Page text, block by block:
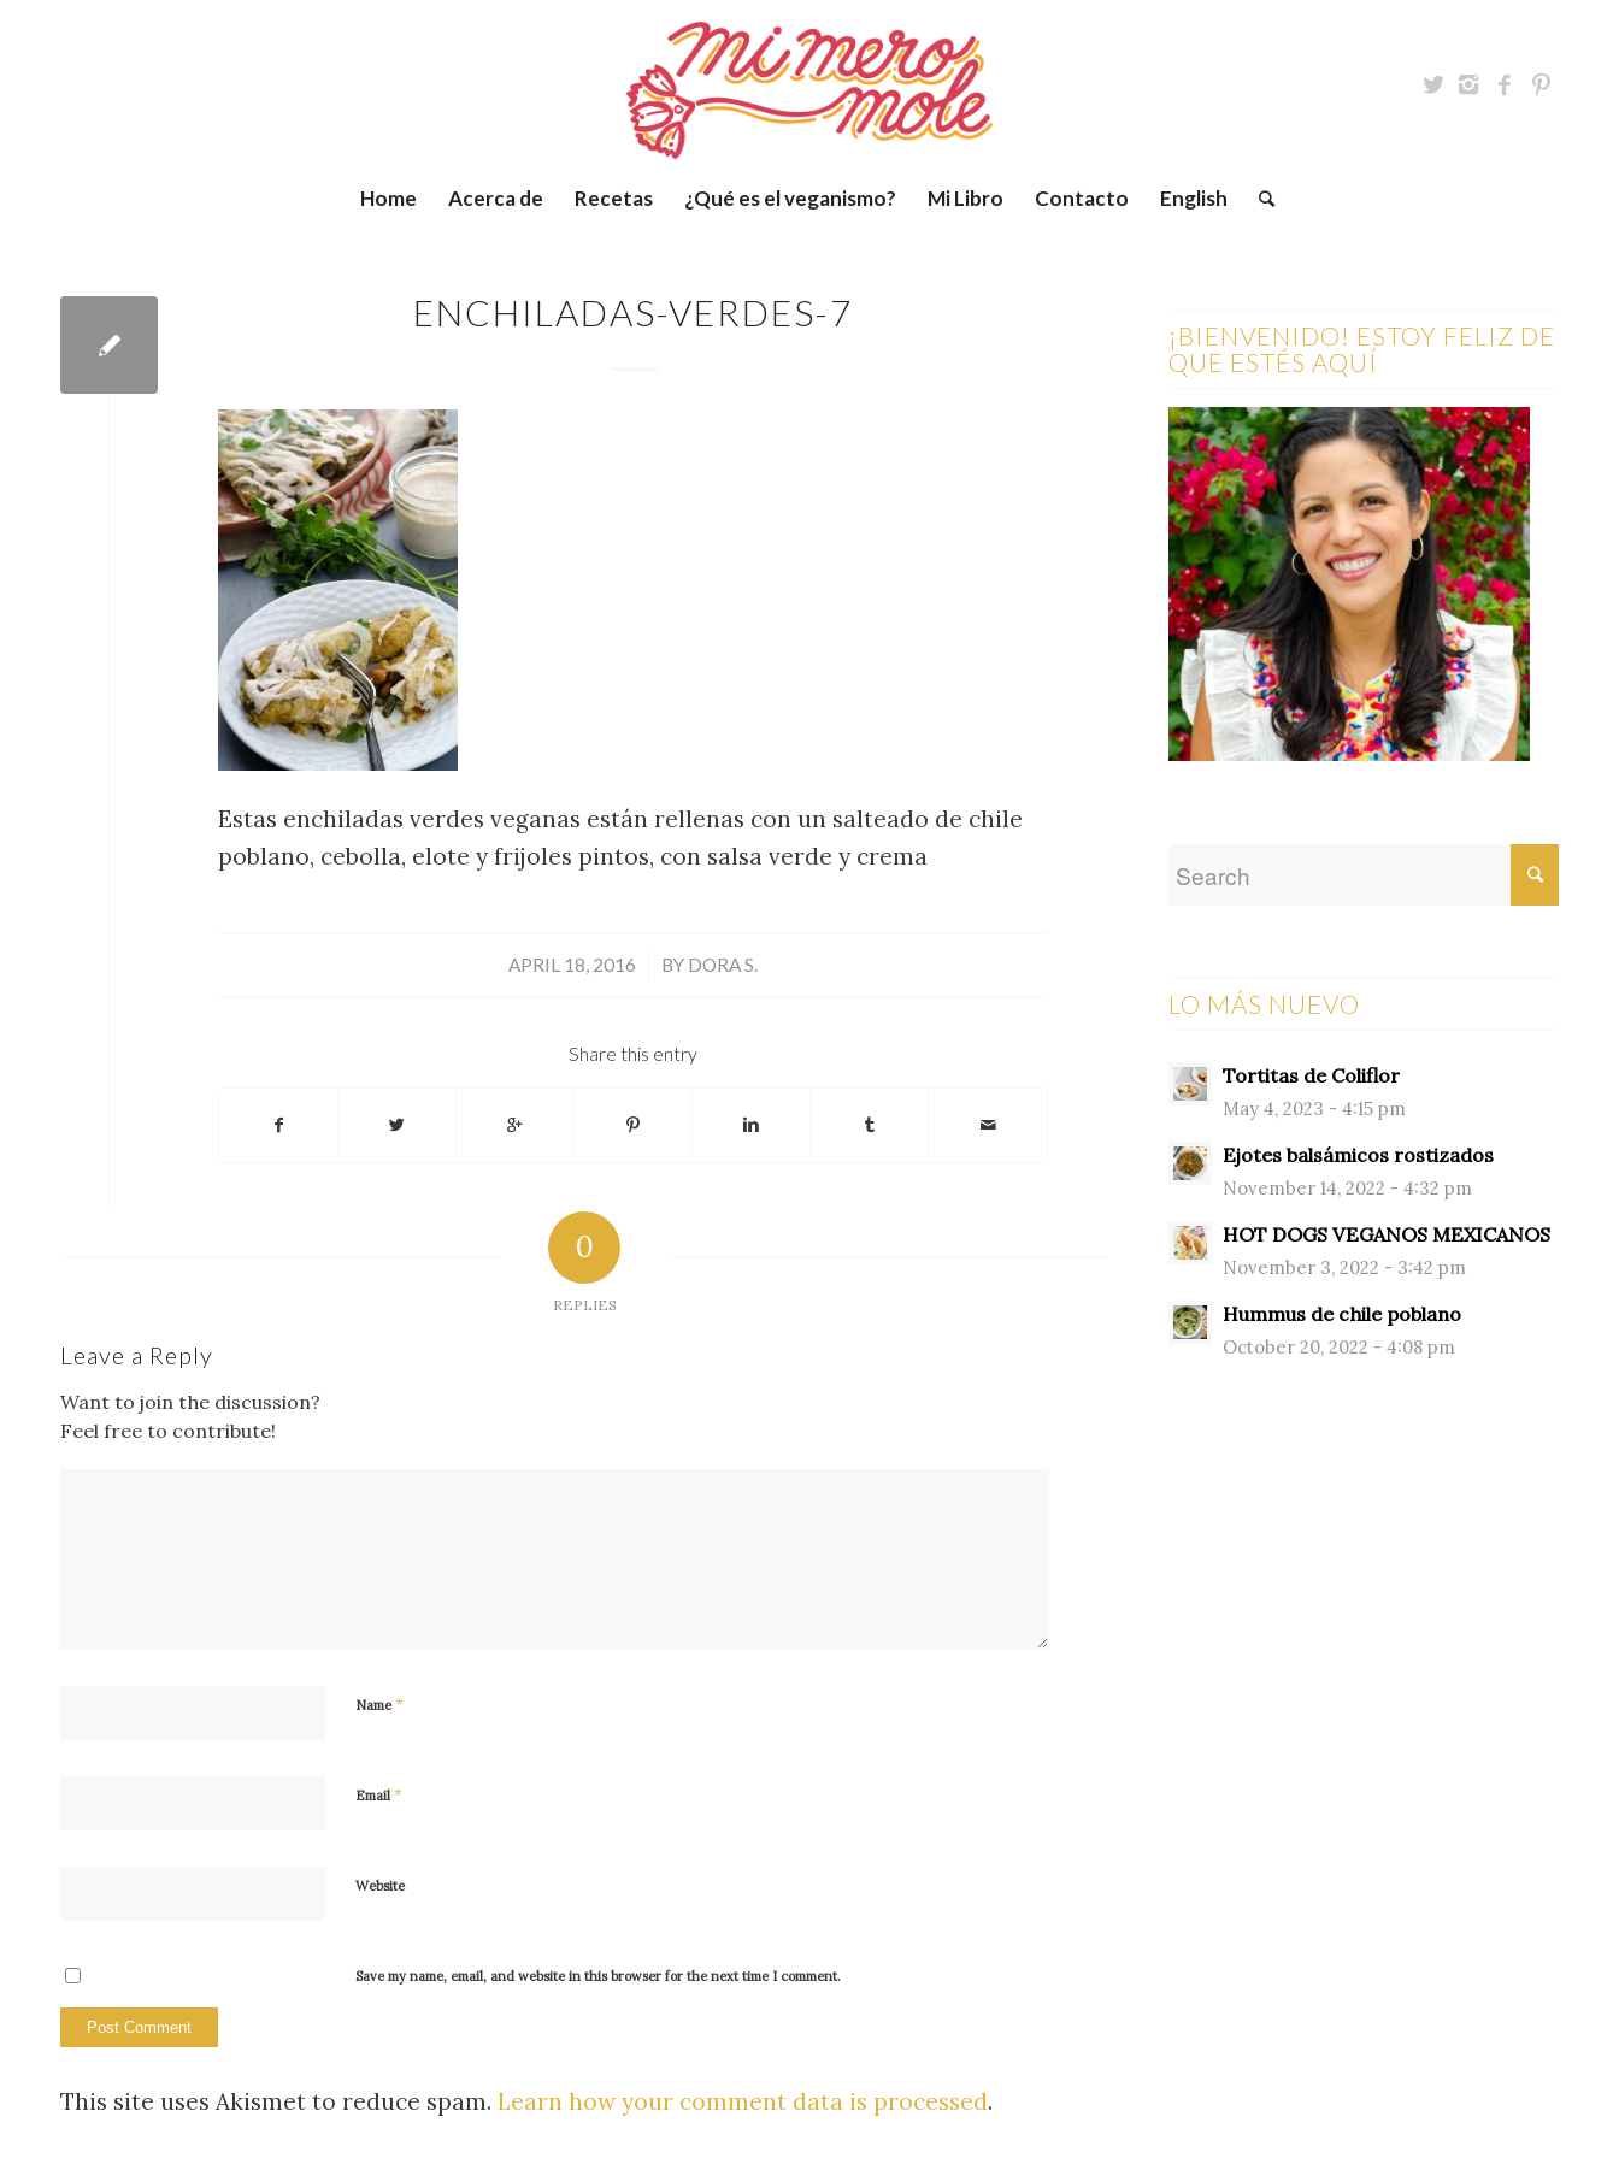
Home Acerca de Recetas ¿Qué es el veganismo? Mi Libro Contacto English
ENCHILADAS-VERDES-7
Estas enchiladas verdes veganas están rellenas con un salteado de chile
poblano, cebolla, elote y frijoles pintos, con salsa verde y crema
APRIL 18, 2016
/ BY DORA S.
Share this entry
0
REPLIES
Leave a Reply
Want to join the discussion?
Feel free to contribute!
Name*
Email *
Website
Save my name, email, and website in this browser for the next time I comment.
This site uses Akismet to reduce spam. Learn how your comment data is processed.
¡BIENVENIDO! ESTOY FELIZ DE
QUE ESTÉS AQUÍ
LO MÁS NUEVO
Tortitas de Coliflor
May 4, 2023 - 4:15 pm
Ejotes balsámicos rostizados
November 14, 2022 - 4:32 pm
HOT DOGS VEGANOS MEXICANOS
November 3, 2022 - 3:42 pm
Hummus de chile poblano
October 20, 2022 - 4:08 pm